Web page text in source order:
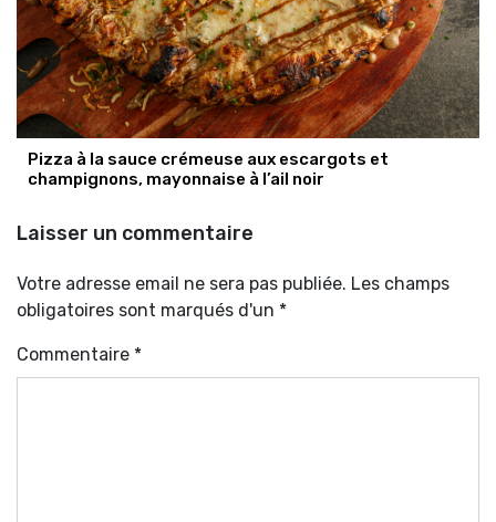
Pizza à la sauce crémeuse aux escargots et
champignons, mayonnaise à l’ail noir
Laisser un commentaire
Votre adresse email ne sera pas publiée. Les champs
obligatoires sont marqués d'un *
Commentaire *